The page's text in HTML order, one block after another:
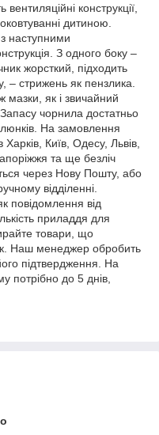
конструкції,
дитиною.
наступними
З одного боку –
жорсткий, підходить
– стрижень як пензлика.
мазки, як і звичайний
чорнила достатньо
На замовлення
Київ, Одесу, Львів,
та ще безліч
через Нову Пошту, або
відділенні.
повідомлення від
приладдя для
товари, що
Наш менеджер обробить
підтвердження. На
потрібно до 5 днів,